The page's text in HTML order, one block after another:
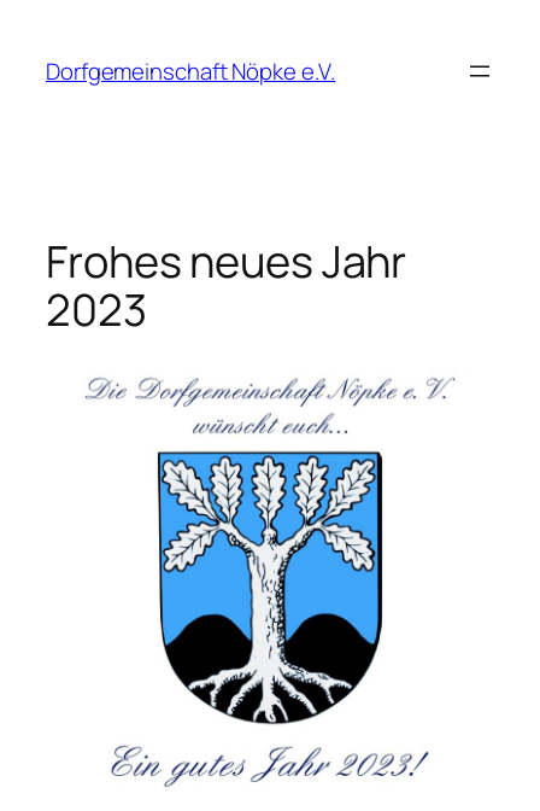
springen
Dorfgemeinschaft Nöpke e.V.
Frohes neues Jahr
2023